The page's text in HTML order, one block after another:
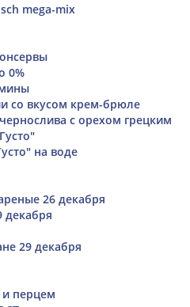
mega-mix
0%
со вкусом крем-брюле
с орехом грецким
на воде
26 декабря
декабря
29 декабря
перцем